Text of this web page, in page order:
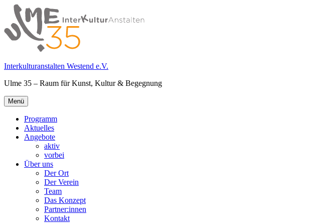
Springe
zum
Inhalt
Interkulturanstalten Westend e.V.
Ulme 35 – Raum für Kunst, Kultur & Begegnung
Primäres
Menü
Menü
Programm
Aktuelles
Angebote
aktiv
vorbei
Über uns
Der Ort
Der Verein
Team
Das Konzept
Partner:innen
Kontakt